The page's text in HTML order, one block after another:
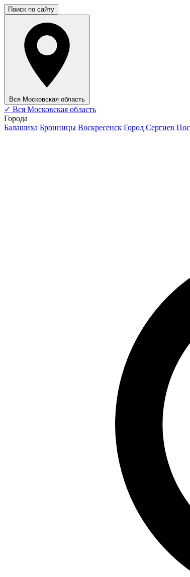
Поиск по сайту
Вся Московская область
✓ Вся Московская область
Города
Балашиха Бронницы Воскресенск Город Сергиев